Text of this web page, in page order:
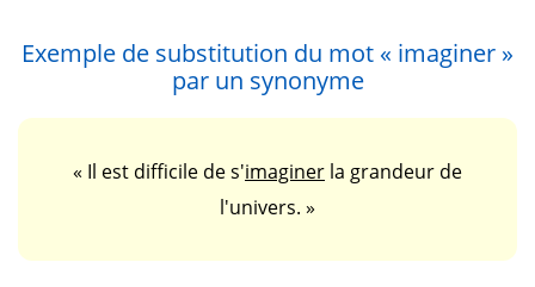
Exemple de substitution du mot « imaginer »
par un synonyme
« Il est difficile de s'imaginer la grandeur de
l'univers. »